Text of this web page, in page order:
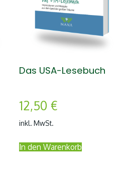
Das USA-Lesebuch
12,50 €
inkl. MwSt.
In den Warenkorb